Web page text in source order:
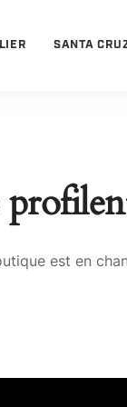
SANTA
est en